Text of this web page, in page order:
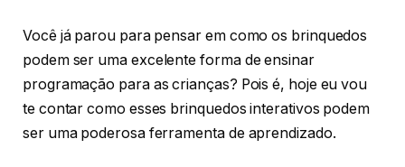
Você já parou para pensar em como os brinquedos
podem ser uma excelente forma de ensinar
programação para as crianças? Pois é, hoje eu vou
te contar como esses brinquedos interativos podem
ser uma poderosa ferramenta de aprendizado.